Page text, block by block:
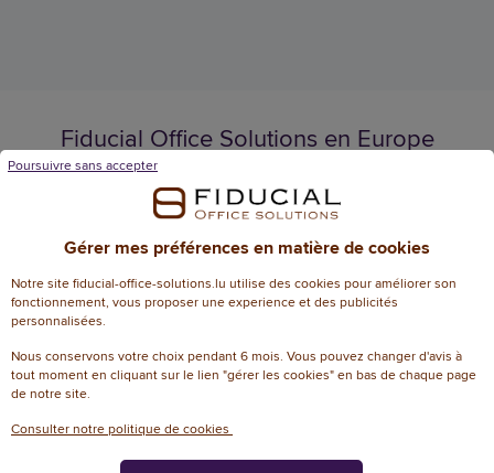
Fiducial Office Solutions en Europe
Français
Luxembourg
Gérer mes préférences en matière de cookies
Notre site fiducial-office-solutions.lu utilise des cookies pour améliorer son
fonctionnement, vous proposer une experience et des publicités
personnalisées.
Nous conservons votre choix pendant 6 mois. Vous pouvez changer d'avis à
tout moment en cliquant sur le lien "gérer les cookies" en bas de chaque page
de notre site.
Consulter notre politique de cookies
Poursuivre sans accepter